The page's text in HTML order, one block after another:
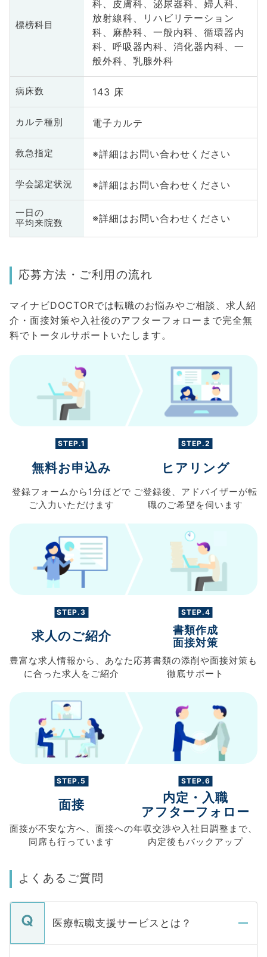
標榜科目
科、皮膚科、泌尿器科、婦人科、
放射線科、リハビリテーション
科、麻酔科、一般内科、循環器内
科、呼吸器内科、消化器内科、一
般外科、乳腺外科
病床数 143 床
カルテ種別 電子カルテ
救急指定 ※詳細はお問い合わせください
学会認定状況 ※詳細はお問い合わせください
一日の
平均来院数
※詳細はお問い合わせください
応募方法・ご利用の流れ
マイナビDOCTORでは転職のお悩みやご相談、求人紹
介・面接対策や入社後のアフターフォローまで完全無
料でトータルサポートいたします。
STEP.1
無料お申込み
登録フォームから 1分ほどで
ご入力 いただけます
STEP.2
ヒアリング
ご登録後、 アドバイザーが転
職のご希望を伺います
STEP.3
求人のご紹介
豊富な求人情報から、 あなた
に合った求人を ご紹介
STEP.4
書類作成
面接対策
応募書類の添削や面接対策も
徹底サポート
STEP.5
面接
面接が不安な方へ、 面接への
同席も行っています
STEP.6
内定・入職
アフターフォロー
年収交渉や入社日調整まで、
内定後もバックアップ
よくあるご質問
医療転職支援サービスとは？